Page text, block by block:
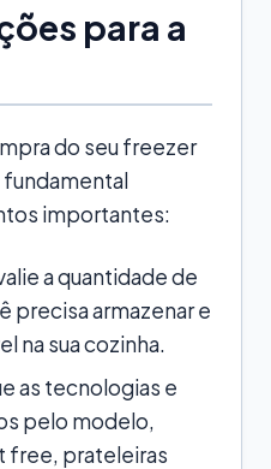
para a
do seu freezer
fundamental
importantes:
a quantidade de
precisa armazenar e
na sua cozinha.
as tecnologias e
pelo modelo,
free, prateleiras